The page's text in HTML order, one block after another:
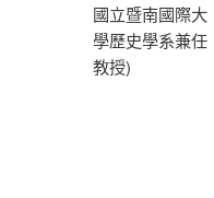
國立暨南國際大
學歷史學系兼任
教授)